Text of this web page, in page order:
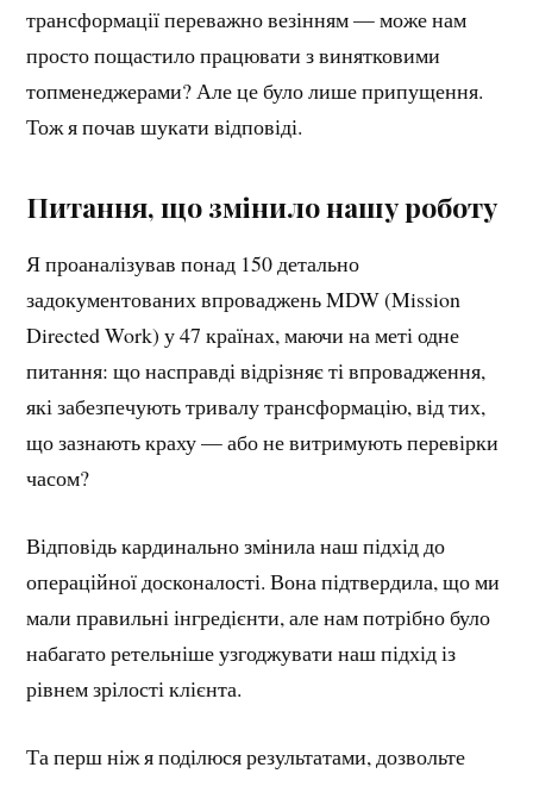
трансформації переважно везінням — може нам
просто пощастило працювати з винятковими
топменеджерами? Але це було лише припущення.
Тож я почав шукати відповіді.
Питання, що змінило нашу роботу
Я проаналізував понад 150 детально
задокументованих впроваджень MDW (Mission
Directed Work) у 47 країнах, маючи на меті одне
питання: що насправді відрізняє ті впровадження,
які забезпечують тривалу трансформацію, від тих,
що зазнають краху — або не витримують перевірки
часом?
Відповідь кардинально змінила наш підхід до
операційної досконалості. Вона підтвердила, що ми
мали правильні інгредієнти, але нам потрібно було
набагато ретельніше узгоджувати наш підхід із
рівнем зрілості клієнта.
Та перш ніж я поділюся результатами, дозвольте